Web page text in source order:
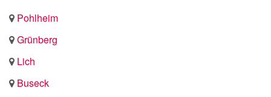
Pohlheim
Grünberg
Lich
Buseck